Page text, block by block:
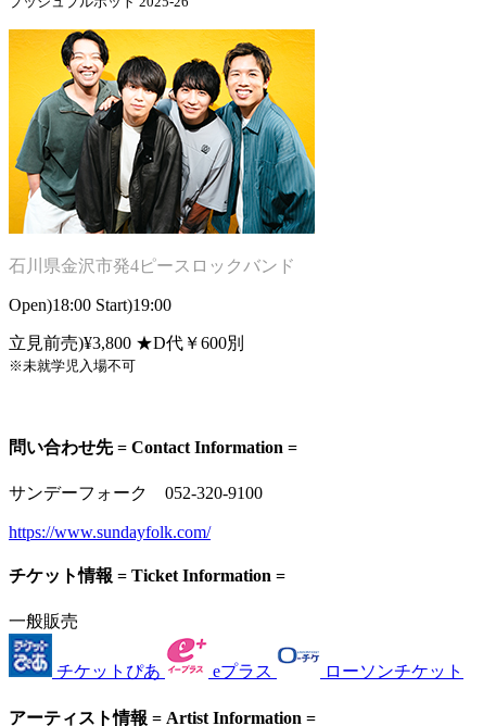
石川県金沢市発4ピースロックバンド
Open)18:00 Start)19:00
立見前売)¥3,800 ★D代￥600別
※未就学児入場不可
問い合わせ先 = Contact Information =
サンデーフォーク 052-320-9100
https://www.sundayfolk.com/
チケット情報 = Ticket Information =
一般販売
チケットぴあ eプラス ローソンチケット
アーティスト情報 = Artist Information =